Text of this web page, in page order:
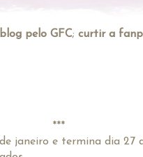
pelo GFC; curtir a
***
janeiro e termina dia 27